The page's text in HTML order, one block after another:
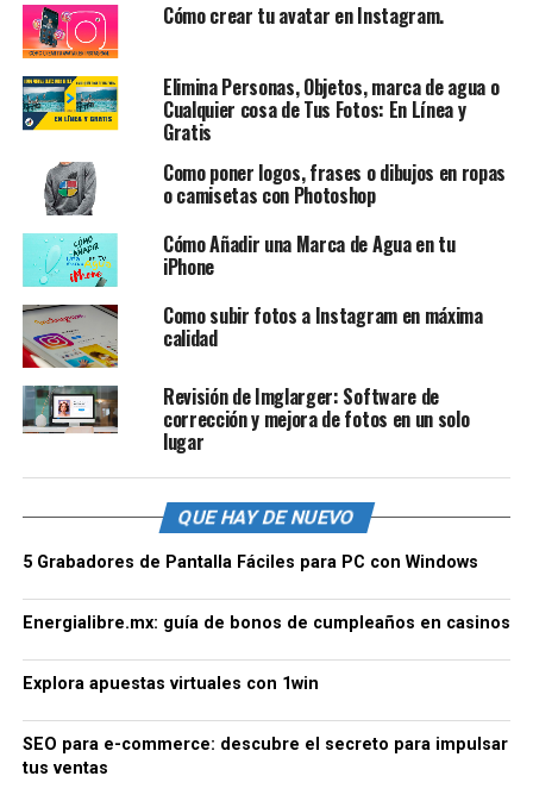
Cómo crear tu avatar en Instagram.
Elimina Personas, Objetos, marca de agua o
Cualquier cosa de Tus Fotos: En Línea y
Gratis
Como poner logos, frases o dibujos en ropas
o camisetas con Photoshop
Cómo Añadir una Marca de Agua en tu
iPhone
Como subir fotos a Instagram en máxima
calidad
Revisión de Imglarger: Software de
corrección y mejora de fotos en un solo
lugar
QUE HAY DE NUEVO
5 Grabadores de Pantalla Fáciles para PC con Windows
Energialibre.mx: guía de bonos de cumpleaños en casinos
Explora apuestas virtuales con 1win
SEO para e-commerce: descubre el secreto para impulsar
tus ventas